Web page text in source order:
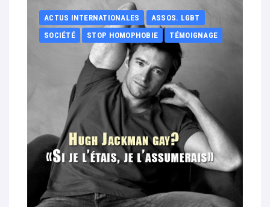
Boutique
Hébergement solidaire
ACTUS INTERNATIONALES
ASSOS. LGBT
SOCIÉTÉ
STOP HOMOPHOBIE TÉMOIGNAGE